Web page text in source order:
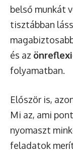
belső munkát
tisztábban
és az
folyamatban.
Először is,
Mi az, ami
nyomaszt
feladatok